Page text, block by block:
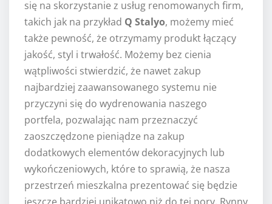
się na skorzystanie z usług renomowanych firm,
takich jak na przykład Q Stalyo, możemy mieć
także pewność, że otrzymamy produkt łączący
jakość, styl i trwałość. Możemy bez cienia
wątpliwości stwierdzić, że nawet zakup
najbardziej zaawansowanego systemu nie
przyczyni się do wydrenowania naszego
portfela, pozwalając nam przeznaczyć
zaoszczędzone pieniądze na zakup
dodatkowych elementów dekoracyjnych lub
wykończeniowych, które to sprawią, że nasza
przestrzeń mieszkalna prezentować się będzie